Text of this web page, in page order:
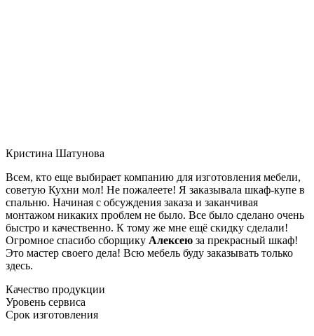
Кристина Шатунова
Всем, кто еще выбирает компанию для изготовления мебели,
советую Кухни мол! Не пожалеете! Я заказывала шкаф-купе в
спальню. Начиная с обсуждения заказа и заканчивая
монтажом никаких проблем не было. Все было сделано очень
быстро и качественно. К тому же мне ещё скидку сделали!
Огромное спасибо сборщику Алексею за прекрасный шкаф!
Это мастер своего дела! Всю мебель буду заказывать только
здесь.
Качество продукции
Уровень сервиса
Срок изготовления